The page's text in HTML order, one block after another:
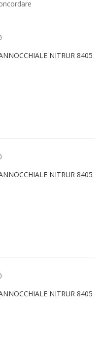
NITRUR 8405
NITRUR 8405
NITRUR 8405